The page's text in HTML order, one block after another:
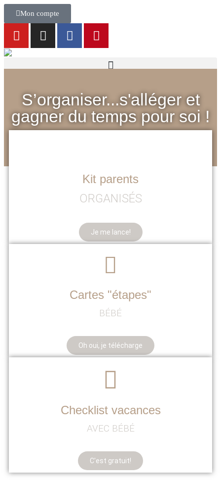
Mon compte
S’organiser...s'alléger et
gagner du temps pour soi !
Kit parents
ORGANISÉS
Je me lance!
Cartes "étapes"
BÉBÉ
Oh oui, je télécharge
Checklist vacances
AVEC BÉBÉ
C'est gratuit!